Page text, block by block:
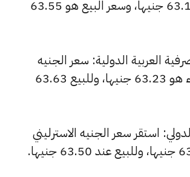
الاسترليني هو 63.16 جنيها، وسعر البيع هو 63.55
العربية الدولية: سعر الجنيه
الاسترليني للشراء هو 63.23 جنيها، وللبيع 63.63
استقر سعر الجنيه الاسترليني